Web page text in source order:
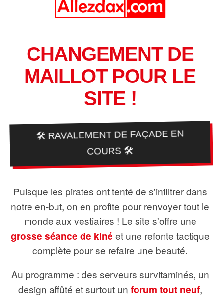
CHANGEMENT DE
MAILLOT POUR LE
SITE !
🛠️ RAVALEMENT DE FAÇADE EN
COURS 🛠️
Puisque les pirates ont tenté de s'infiltrer dans
notre en-but, on en profite pour renvoyer tout le
monde aux vestiaires ! Le site s'offre une
grosse séance de kiné et une refonte tactique
complète pour se refaire une beauté.
Au programme : des serveurs survitaminés, un
design affûté et surtout un forum tout neuf,